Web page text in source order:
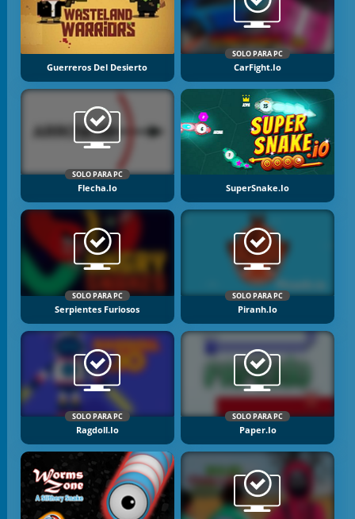
Guerreros Del Desierto
SOLO PARA PC
CarFight.io
SOLO PARA PC
Flecha.io SuperSnake.io
SOLO PARA PC
Serpientes Furiosos
SOLO PARA PC
Piranh.io
SOLO PARA PC
Ragdoll.io
SOLO PARA PC
Paper.io